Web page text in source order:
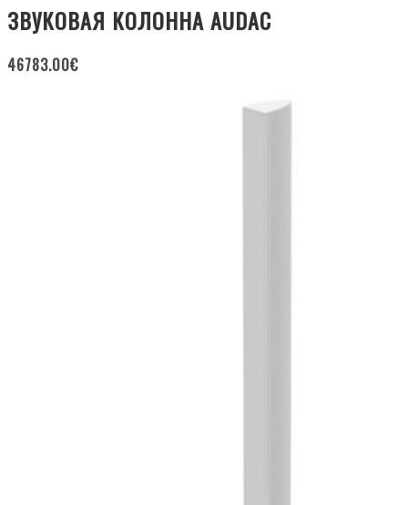
ЗВУКОВАЯ КОЛОННА AUDAC
46783.00€